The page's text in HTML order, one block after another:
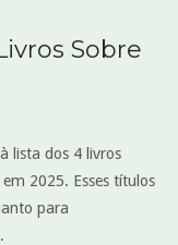
Sobre
lista dos 4 livros
2025. Esses títulos
para